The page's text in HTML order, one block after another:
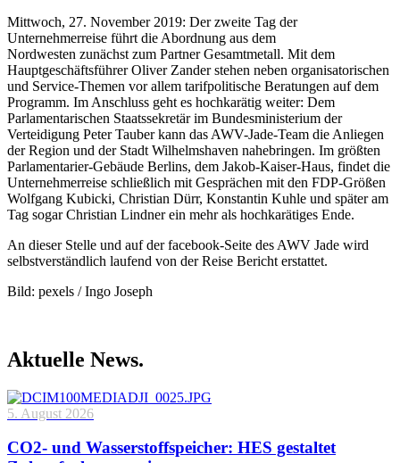
Mittwoch, 27. November 2019: Der zweite Tag der
Unternehmerreise führt die Abordnung aus dem
Nordwesten zunächst zum Partner Gesamtmetall. Mit dem
Hauptgeschäftsführer Oliver Zander stehen neben organisatorischen
und Service-Themen vor allem tarifpolitische Beratungen auf dem
Programm. Im Anschluss geht es hochkarätig weiter: Dem
Parlamentarischen Staatssekretär im Bundesministerium der
Verteidigung Peter Tauber kann das AWV-Jade-Team die Anliegen
der Region und der Stadt Wilhelmshaven nahebringen. Im größten
Parlamentarier-Gebäude Berlins, dem Jakob-Kaiser-Haus, findet die
Unternehmerreise schließlich mit Gesprächen mit den FDP-Größen
Wolfgang Kubicki, Christian Dürr, Konstantin Kuhle und später am
Tag sogar Christian Lindner ein mehr als hochkarätiges Ende.
An dieser Stelle und auf der facebook-Seite des AWV Jade wird
selbstverständlich laufend von der Reise Bericht erstattet.
Bild: pexels / Ingo Joseph
Aktuelle News.
5. August 2026
CO2- und Wasserstoffspeicher: HES gestaltet